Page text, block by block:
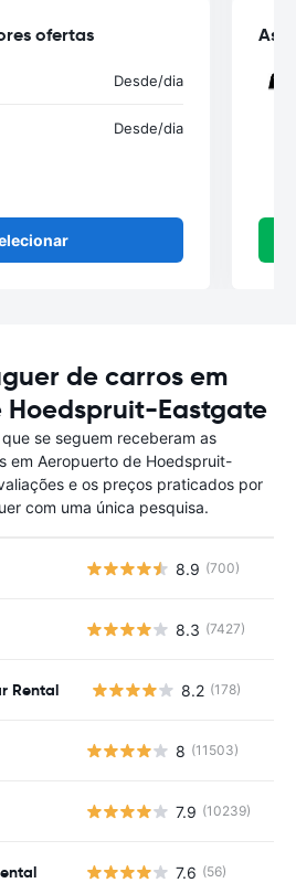
ofertas
Desde/dia
Desde/dia
As
de carros em
Eastgate
se seguem receberam as
em Aeropuerto de Hoedspruit-
e os preços praticados por
com uma única pesquisa.
8.9 (700)
8.3 (7427)
Rental 8.2 (178)
8 (11503)
7.9 (10239)
7.6 (56)